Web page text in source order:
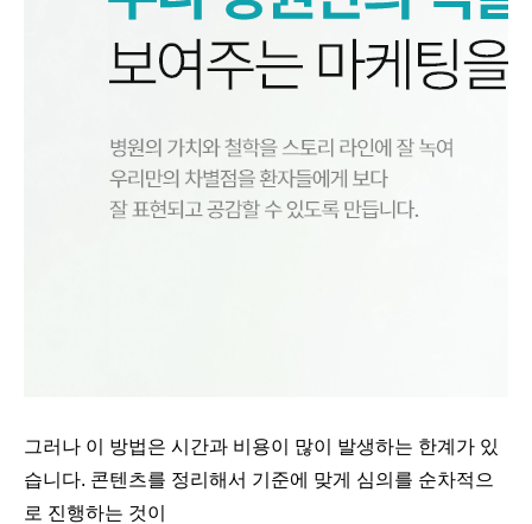
그러나 이 방법은 시간과 비용이 많이 발생하는 한계가 있
습니다. 콘텐츠를 정리해서 기준에 맞게 심의를 순차적으
로 진행하는 것이